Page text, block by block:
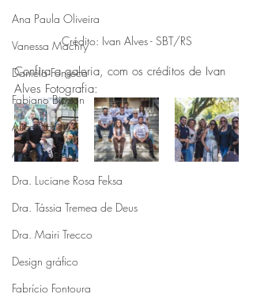
Ana Paula Oliveira
Vanessa Machry
Daniela Fonseca
Fabiano Biazon
Alice Ricco
Ação Social
Dra. Luciane Rosa Feksa
Dra. Tássia Tremea de Deus
Dra. Mairi Trecco
Design gráfico
Fabrício Fontoura
Crédito: Ivan Alves - SBT/RS
Confira a galeria, com os créditos de Ivan
Alves Fotografia: